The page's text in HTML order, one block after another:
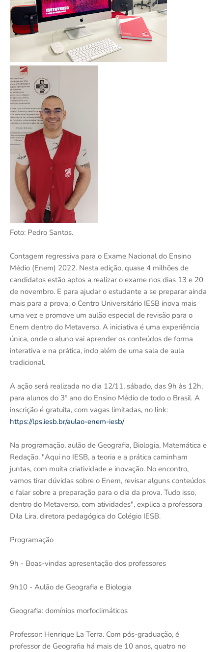
Foto: Pedro Santos.
Contagem regressiva para o Exame Nacional do Ensino
Médio (Enem) 2022. Nesta edição, quase 4 milhões de
candidatos estão aptos a realizar o exame nos dias 13 e 20
de novembro. E para ajudar o estudante a se preparar ainda
mais para a prova, o Centro Universitário IESB inova mais
uma vez e promove um aulão especial de revisão para o
Enem dentro do Metaverso. A iniciativa é uma experiência
única, onde o aluno vai aprender os conteúdos de forma
interativa e na prática, indo além de uma sala de aula
tradicional.
A ação será realizada no dia 12/11, sábado, das 9h às 12h,
para alunos do 3º ano do Ensino Médio de todo o Brasil. A
inscrição é gratuita, com vagas limitadas, no link:
https://lps.iesb.br/aulao-enem-iesb/
Na programação, aulão de Geografia, Biologia, Matemática e
Redação. "Aqui no IESB, a teoria e a prática caminham
juntas, com muita criatividade e inovação. No encontro,
vamos tirar dúvidas sobre o Enem, revisar alguns conteúdos
e falar sobre a preparação para o dia da prova. Tudo isso,
dentro do Metaverso, com atividades", explica a professora
Dila Lira, diretora pedagógica do Colégio IESB.
Programação
9h - Boas-vindas apresentação dos professores
9h10 - Aulão de Geografia e Biologia
Geografia: domínios morfoclimáticos
Professor: Henrique La Terra. Com pós-graduação, é
professor de Geografia há mais de 10 anos, quatro no